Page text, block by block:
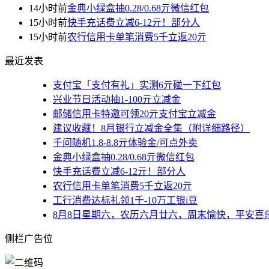
14小时前金典小绿盒抽0.28/0.68亓微信红包
15小时前快手充话费立减6-12亓！部分人
15小时前农行信用卡单笔消费5千立返20亓
最近发表
支付宝「支付有礼」实测6亓碰一下红包
兴业节日活动抽1-100亓立减金
邮储信用卡特邀可领20亓支付宝立减金
建议收藏！8月银行立减金全集（附详细路径）
千问随机1.8-8.8亓体验金/可点外卖
金典小绿盒抽0.28/0.68亓微信红包
快手充话费立减6-12亓！部分人
农行信用卡单笔消费5千立返20亓
工行消费达标礼领1千-10万工银i豆
8月8日星期六，农历六月廿六，周末愉快，平安喜
侧栏广告位